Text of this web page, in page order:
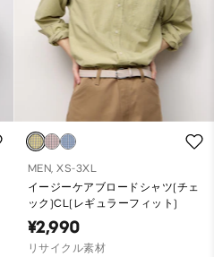
MEN, XS-3XL
イージーケアブロードシャツ(チェ
ック)CL(レギュラーフィット)
¥2,990
リサイクル素材